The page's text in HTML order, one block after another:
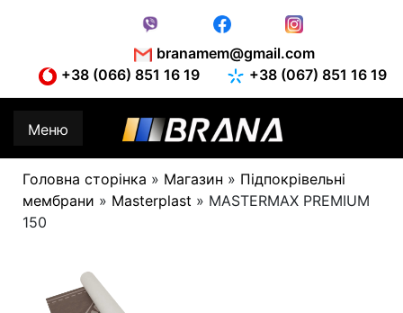
+38 (066) 851 16 19
+38 (067) 851 16 19
branamem@gmail.com
Меню
Головна сторінка » Магазин » Підпокрівельні
мембрани » Masterplast » MASTERMAX PREMIUM
150